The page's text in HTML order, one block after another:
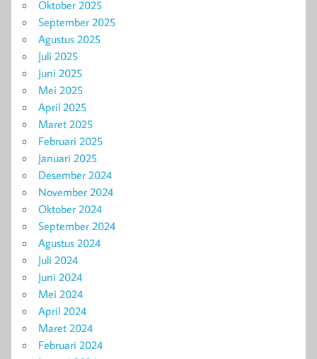
Oktober 2025
September 2025
Agustus 2025
Juli 2025
Juni 2025
Mei 2025
April 2025
Maret 2025
Februari 2025
Januari 2025
Desember 2024
November 2024
Oktober 2024
September 2024
Agustus 2024
Juli 2024
Juni 2024
Mei 2024
April 2024
Maret 2024
Februari 2024